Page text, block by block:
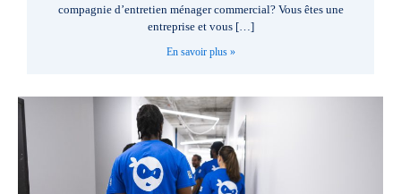
compagnie d’entretien ménager commercial? Vous êtes une
entreprise et vous […]
En savoir plus »